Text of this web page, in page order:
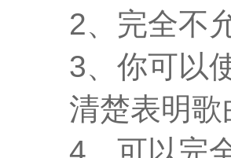
2、完全不
3、你可以
清楚表明
4、可以完